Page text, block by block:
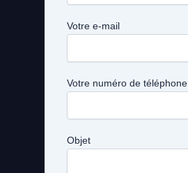
Votre e-mail
Votre numéro de téléphone
Objet